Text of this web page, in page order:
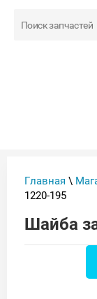
Главная \
1220-195
Шайба